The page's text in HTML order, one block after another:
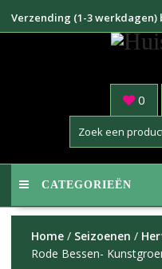
naar
Verzending (1-3 werkdagen)
0
CATEGORIEËN
Home/ Seizoenen /
Rode Bessen-